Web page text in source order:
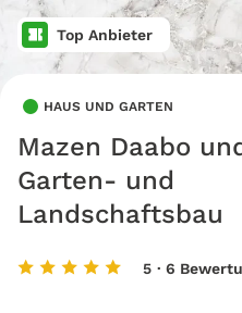
Top Anbieter
HAUS UND GARTEN
Mazen Daabo
Garten- und
Landschaftsbau
5 · 6